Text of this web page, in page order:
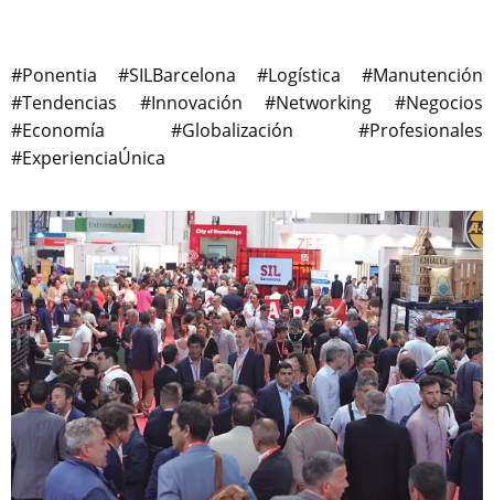
#Ponentia #SILBarcelona #Logística #Manutención
#Tendencias #Innovación #Networking #Negocios
#Economía #Globalización #Profesionales
#ExperienciaÚnica